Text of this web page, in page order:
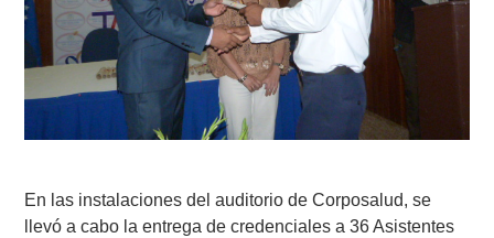
En las instalaciones del auditorio de Corposalud, se
llevó a cabo la entrega de credenciales a 36 Asistentes